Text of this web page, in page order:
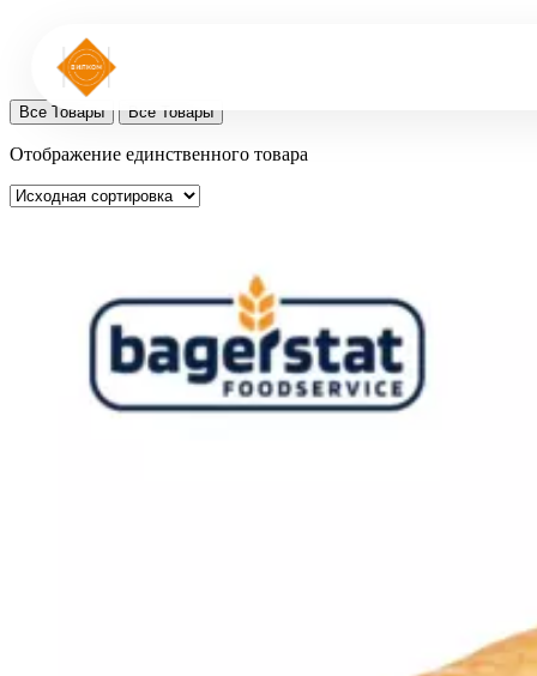
Все Товары Все Товары
Отображение единственного товара